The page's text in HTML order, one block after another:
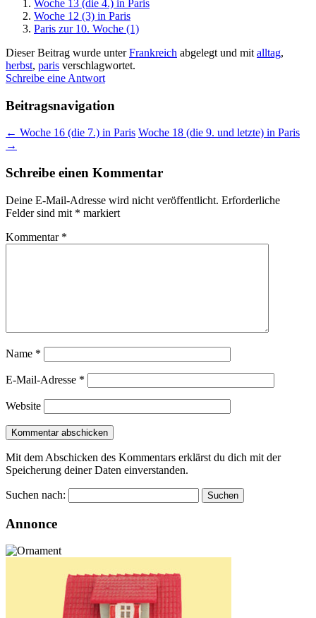
Woche 13 (die 4.) in Paris
Woche 12 (3) in Paris
Paris zur 10. Woche (1)
Dieser Beitrag wurde unterFrankreich abgelegt und mit alltag,
herbst, paris verschlagwortet.
Schreibe eine Antwort
Beitragsnavigation
← Woche 16 (die 7.) in Paris Woche 18 (die 9. und letzte) in Paris
→
Schreibe einen Kommentar
Deine E-Mail-Adresse wird nicht veröffentlicht. Erforderliche
Felder sind mit * markiert
Kommentar *
Name *
E-Mail-Adresse *
Website
Mit dem Abschicken des Kommentars erklärst du dich mit der
Speicherung deiner Daten einverstanden.
Suchen nach:
Annonce